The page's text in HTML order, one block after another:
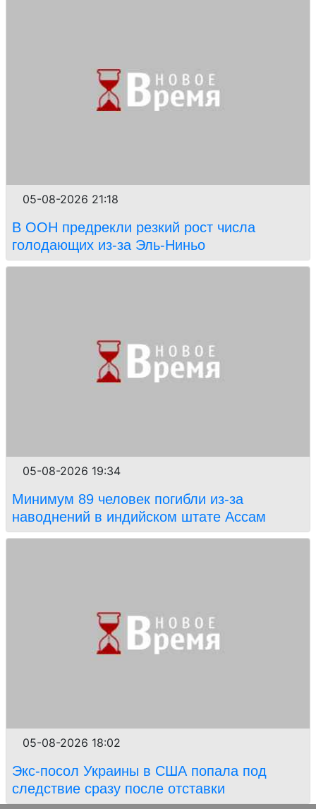
05-08-2026 21:18
В ООН предрекли резкий рост числа
голодающих из-за Эль-Ниньо
05-08-2026 19:34
Минимум 89 человек погибли из-за
наводнений в индийском штате Ассам
05-08-2026 18:02
Экс-посол Украины в США попала под
следствие сразу после отставки